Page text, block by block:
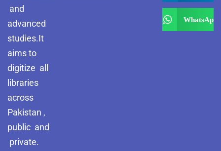
and
advanced
studies.It
aims to
digitize all
libraries
across
Pakistan ,
public and
private.
WhatsApp